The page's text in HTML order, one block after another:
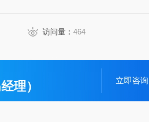
访问量： 464
理） 立即咨询